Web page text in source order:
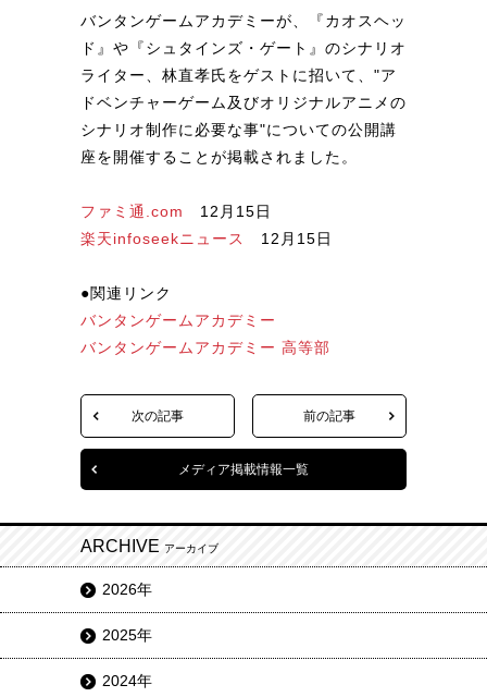
バンタンゲームアカデミーが、『カオスヘッ
ド』や『シュタインズ・ゲート』のシナリオ
ライター、林直孝氏をゲストに招いて、"ア
ドベンチャーゲーム及びオリジナルアニメの
シナリオ制作に必要な事"についての公開講
座を開催することが掲載されました。
ファミ通.com
12月15日
楽天infoseekニュース
12月15日
●関連リンク
バンタンゲームアカデミー
バンタンゲームアカデミー 高等部
次の記事 前の記事
メディア掲載情報一覧
ARCHIVE アーカイブ
2026年
2025年
2024年